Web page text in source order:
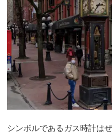
シンボルであるガス時計は